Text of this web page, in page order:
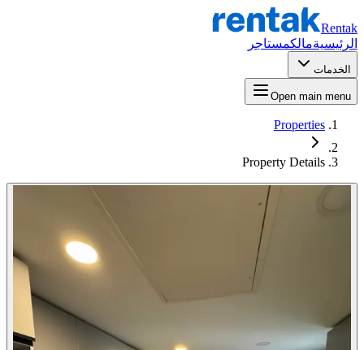
Rentak
الرئيسيةمالكمستاجر
الخدمات
Open main menu
Properties
Property Details